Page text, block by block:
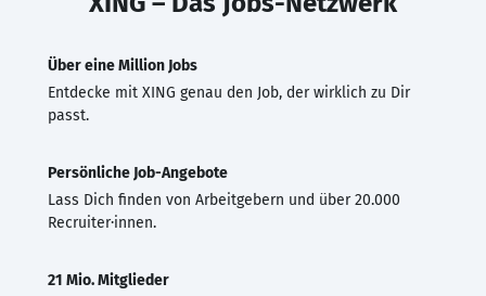
Über eine Million Jobs
Entdecke mit XING genau den Job, der wirklich zu Dir
passt.
Persönliche Job-Angebote
Lass Dich finden von Arbeitgebern und über 20.000
Recruiter·innen.
21 Mio. Mitglieder